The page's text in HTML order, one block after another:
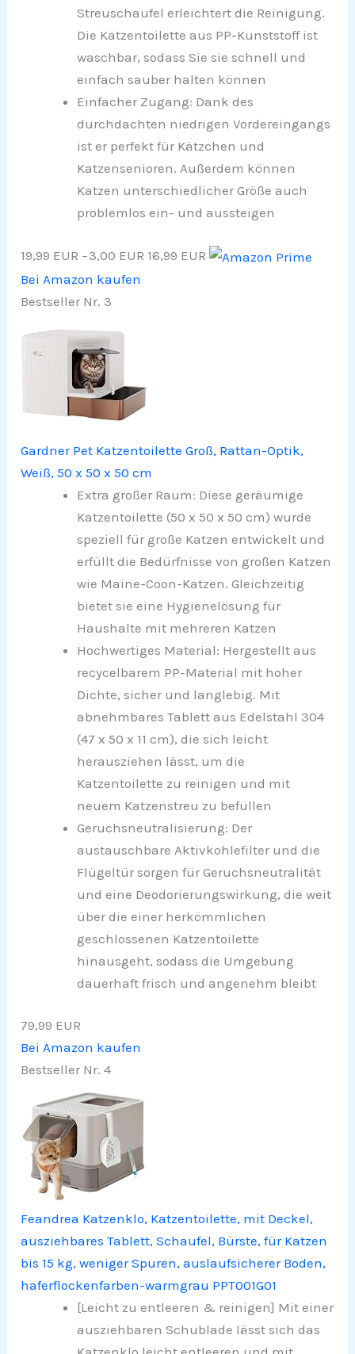
Streuschaufel erleichtert die Reinigung.
Die Katzentoilette aus PP-Kunststoff ist
waschbar, sodass Sie sie schnell und
einfach sauber halten können
Einfacher Zugang: Dank des
durchdachten niedrigen Vordereingangs
ist er perfekt für Kätzchen und
Katzensenioren. Außerdem können
Katzen unterschiedlicher Größe auch
problemlos ein- und aussteigen
19,99 EUR −3,00 EUR 16,99 EUR
Bei Amazon kaufen
Bestseller Nr. 3
Gardner Pet Katzentoilette Groß, Rattan-Optik,
Weiß, 50 x 50 x 50 cm
Extra großer Raum: Diese geräumige
Katzentoilette (50 x 50 x 50 cm) wurde
speziell für große Katzen entwickelt und
erfüllt die Bedürfnisse von großen Katzen
wie Maine-Coon-Katzen. Gleichzeitig
bietet sie eine Hygienelösung für
Haushalte mit mehreren Katzen
Hochwertiges Material: Hergestellt aus
recycelbarem PP-Material mit hoher
Dichte, sicher und langlebig. Mit
abnehmbares Tablett aus Edelstahl 304
(47 x 50 x 11 cm), die sich leicht
herausziehen lässt, um die
Katzentoilette zu reinigen und mit
neuem Katzenstreu zu befüllen
Geruchsneutralisierung: Der
austauschbare Aktivkohlefilter und die
Flügeltür sorgen für Geruchsneutralität
und eine Deodorierungswirkung, die weit
über die einer herkömmlichen
geschlossenen Katzentoilette
hinausgeht, sodass die Umgebung
dauerhaft frisch und angenehm bleibt
79,99 EUR
Bei Amazon kaufen
Bestseller Nr. 4
Feandrea Katzenklo, Katzentoilette, mit Deckel,
ausziehbares Tablett, Schaufel, Bürste, für Katzen
bis 15 kg, weniger Spuren, auslaufsicherer Boden,
haferflockenfarben-warmgrau PPT001G01
[Leicht zu entleeren & reinigen] Mit einer
ausziehbaren Schublade lässt sich das